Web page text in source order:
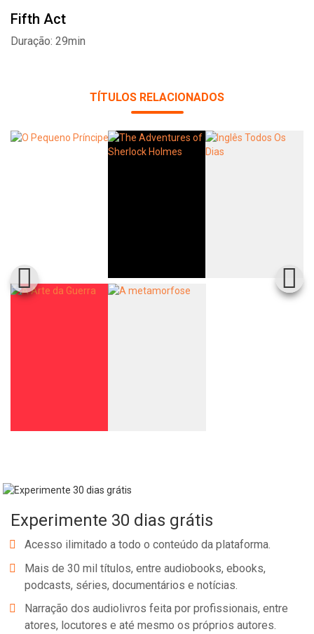
Fifth Act
Duração: 29min
TÍTULOS RELACIONADOS
Experimente 30 dias grátis
Acesso ilimitado a todo o conteúdo da plataforma.
Mais de 30 mil títulos, entre audiobooks, ebooks,
podcasts, séries, documentários e notícias.
Narração dos audiolivros feita por profissionais, entre
atores, locutores e até mesmo os próprios autores.